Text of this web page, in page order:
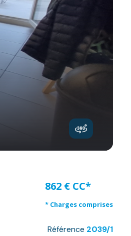
862 € CC*
* Charges comprises
Référence 2039/1